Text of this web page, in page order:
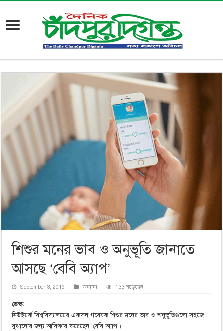
শিশুর মনের ভাব ও অনুভূতি জানাতে
আসছে ‘বেবি অ্যাপ’
September 3, 2019 অন্যান্য 133 পড়েছেন
ডেস্ক:
নিউইয়র্ক বিশ্ববিদ্যালয়ের একদল গবেষক শিশুর মনের ভাব ও অনুভূতিগুলো সহজে
বুঝানোর জন্য আবিষ্কার করেছেন ‘বেবি অ্যাপ’।